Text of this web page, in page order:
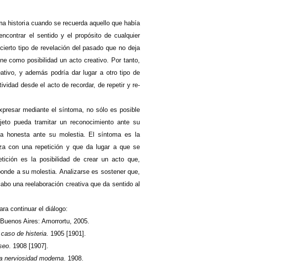
historia cuando se recuerda aquello que había
el sentido y el propósito de cualquier
tipo de revelación del pasado que no deja
como posibilidad un acto creativo. Por tanto,
y además podría dar lugar a otro tipo de
desde el acto de recordar, de repetir y re-
mediante el síntoma, no sólo es posible
pueda tramitar un reconocimiento ante su
honesta ante su molestia. El síntoma es la
con una repetición y que da lugar a que se
es la posibilidad de crear un acto que,
a su molestia. Analizarse es sostener que,
una reelaboración creativa que da sentido al
continuar el diálogo:
Aires: Amorrortu, 2005.
de histeria. 1905 [1901].
. 1908 [1907].
nerviosidad moderna. 1908.